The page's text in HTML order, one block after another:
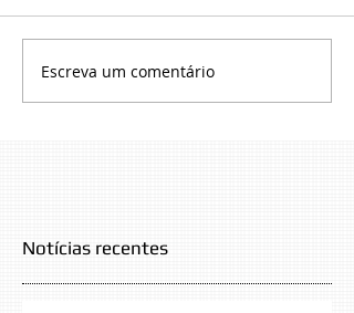
Escreva um comentário
Notícias recentes